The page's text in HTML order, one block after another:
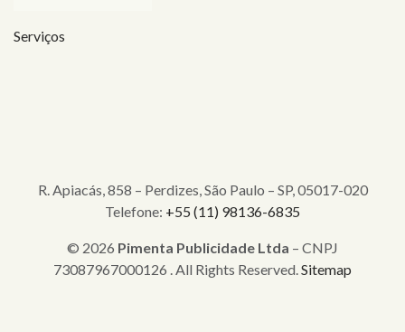
Serviços
R. Apiacás, 858 – Perdizes, São Paulo – SP, 05017-020
Telefone: +55 (11) 98136-6835
© 2026 Pimenta Publicidade Ltda – CNPJ
73087967000126 . All Rights Reserved.Sitemap